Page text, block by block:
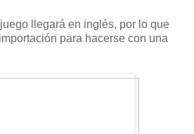
llegará en inglés, por lo que
para hacerse con una